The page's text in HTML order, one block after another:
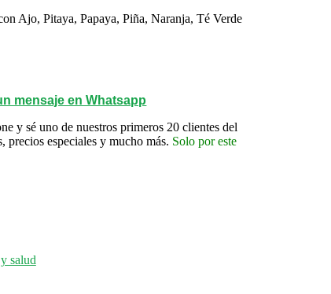
Ajo, Pitaya, Papaya, Piña, Naranja, Té Verde
mensaje en Whatsapp
y sé uno de nuestros primeros 20 clientes del
precios especiales y mucho más. Solo por este
salud